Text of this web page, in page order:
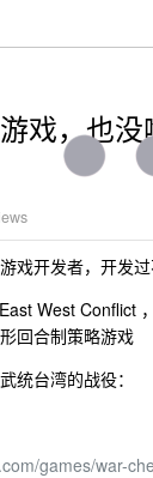
戏，也
戏开发者，开发过
West Conflict
回合制策略游戏
统台湾的战役：
games/war-